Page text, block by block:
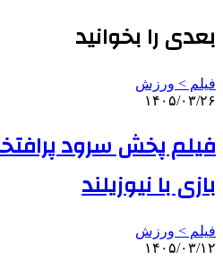
بعدی را بخوانید
فیلم > ورزش
۱۴۰۵/۰۳/۲۶
فیلم پخش سرود
بازی با نیوزیلند
فیلم > ورزش
۱۴۰۵/۰۳/۱۲